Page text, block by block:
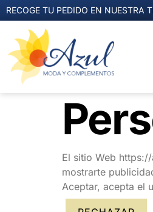
RECOGE TU PEDIDO EN NUESTRA
El sitio Web
mostrarte
Aceptar, acepta el